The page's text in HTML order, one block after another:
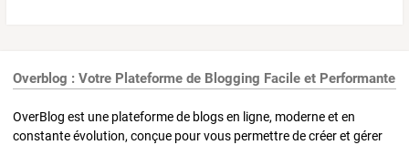
Overblog : Votre Plateforme de Blogging Facile et Performante
OverBlog est une plateforme de blogs en ligne, moderne et en
constante évolution, conçue pour vous permettre de créer et gérer